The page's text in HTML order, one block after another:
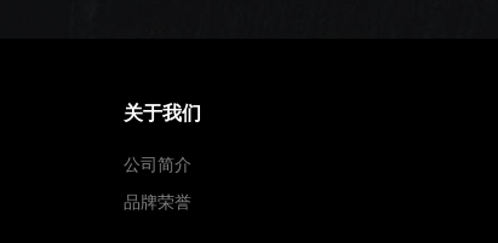
关于我们
公司简介
品牌荣誉